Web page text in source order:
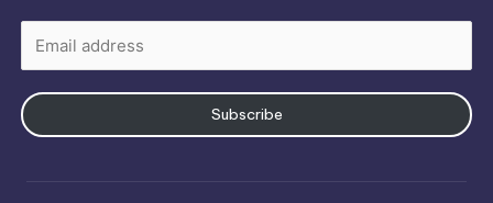
Subscribe